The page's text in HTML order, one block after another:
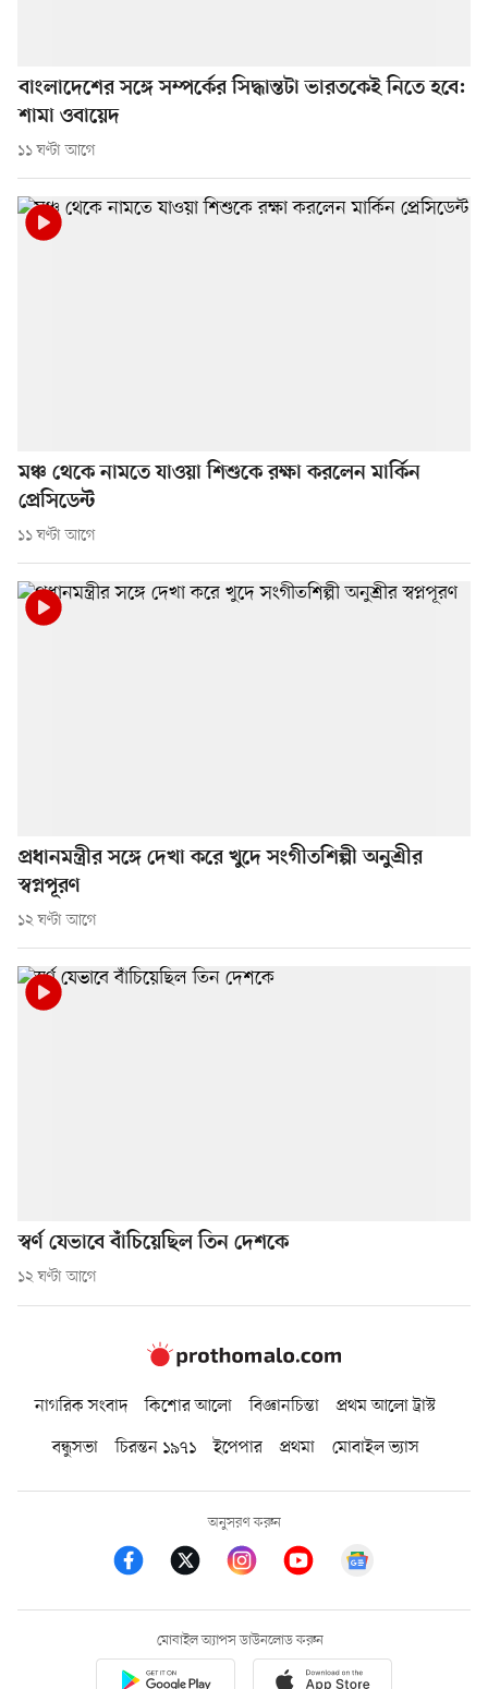
বাংলাদেশের সঙ্গে সম্পর্কের সিদ্ধান্তটা ভারতকেই নিতে হবে:
শামা ওবায়েদ
১১ ঘণ্টা আগে
মঞ্চ থেকে নামতে যাওয়া শিশুকে রক্ষা করলেন মার্কিন
প্রেসিডেন্ট
১১ ঘণ্টা আগে
প্রধানমন্ত্রীর সঙ্গে দেখা করে খুদে সংগীতশিল্পী অনুশ্রীর
স্বপ্নপূরণ
১২ ঘণ্টা আগে
স্বর্ণ যেভাবে বাঁচিয়েছিল তিন দেশকে
১২ ঘণ্টা আগে
নাগরিক সংবাদ কিশোর আলো বিজ্ঞানচিন্তা
প্রথম আলো ট্রাস্ট
বন্ধুসভা
চিরন্তন ১৯৭১ ইপেপার প্রথমা মোবাইল ভ্যাস
অনুসরণ করুন
মোবাইল অ্যাপস ডাউনলোড করুন